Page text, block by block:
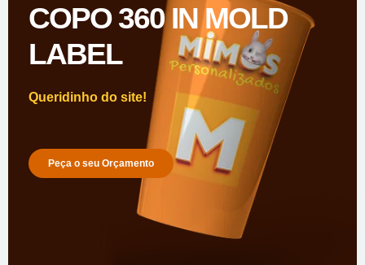
COPO 360 IN MOLD
LABEL
Queridinho do site!
Peça o seu Orçamento